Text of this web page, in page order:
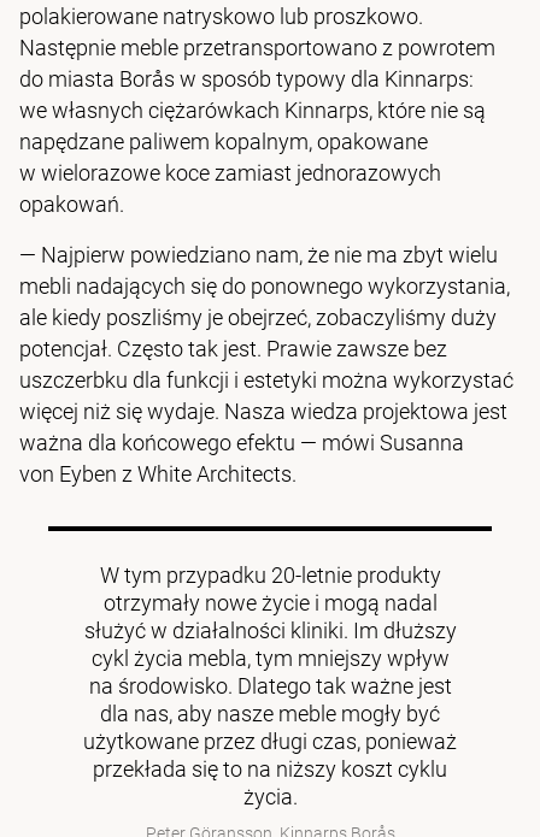
polakierowane natryskowo lub proszkowo.
Następnie meble przetransportowano z powrotem
do miasta Borås w sposób typowy dla Kinnarps:
we własnych ciężarówkach Kinnarps, które nie są
napędzane paliwem kopalnym, opakowane
w wielorazowe koce zamiast jednorazowych
opakowań.
— Najpierw powiedziano nam, że nie ma zbyt wielu
mebli nadających się do ponownego wykorzystania,
ale kiedy poszliśmy je obejrzeć, zobaczyliśmy duży
potencjał. Często tak jest. Prawie zawsze bez
uszczerbku dla funkcji i estetyki można wykorzystać
więcej niż się wydaje. Nasza wiedza projektowa jest
ważna dla końcowego efektu — mówi Susanna
von Eyben z White Architects.
W tym przypadku 20-letnie produkty
otrzymały nowe życie i mogą nadal
służyć w działalności kliniki. Im dłuższy
cykl życia mebla, tym mniejszy wpływ
na środowisko. Dlatego tak ważne jest
dla nas, aby nasze meble mogły być
użytkowane przez długi czas, ponieważ
przekłada się to na niższy koszt cyklu
życia.